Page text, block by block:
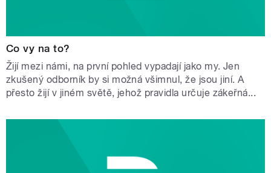
Co vy na to?
Žijí mezi námi, na první pohled vypadají jako my. Jen
zkušený odborník by si možná všimnul, že jsou jiní. A
přesto žijí v jiném světě, jehož pravidla určuje zákeřná...